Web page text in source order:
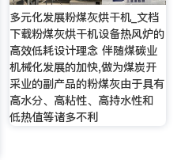
多元化发展粉煤灰烘干机_文档
下载粉煤灰烘干机设备热风炉的
高效低耗设计理念 伴随煤碳业
机械化发展的加快,做为煤炭开
采业的副产品的粉煤灰由于具有
高水分、高粘性、高持水性和
低热值等诸多不利